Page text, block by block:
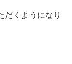
だくようになり